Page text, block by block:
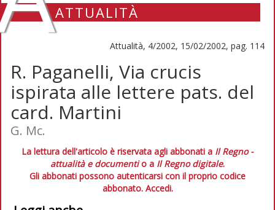
ATTUALITÀ
Attualità, 4/2002, 15/02/2002, pag. 114
R. Paganelli, Via crucis
ispirata alle lettere pats. del
card. Martini
G. Mc.
La lettura dell'articolo è riservata agli abbonati a Il Regno -
attualità e documentio a Il Regno digitale.
Gli abbonati possono autenticarsi con il proprio codice
abbonato. Accedi.